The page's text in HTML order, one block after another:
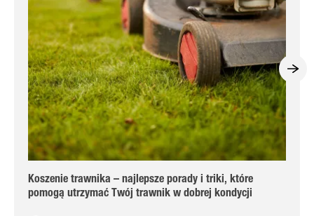
Koszenie trawnika – najlepsze porady i triki, które
pomogą utrzymać Twój trawnik w dobrej kondycji